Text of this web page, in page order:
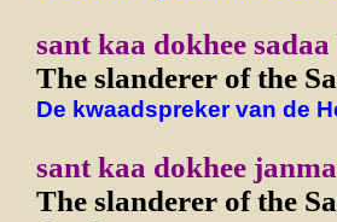
sant kaa dokhee
The slanderer of the
De kwaadspreker van de
sant kaa dokhee
The slanderer of the